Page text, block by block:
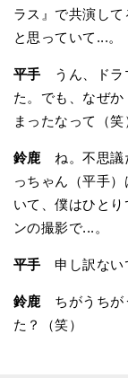
ラス』で共演し
と思っていて...。
平手 うん、ドラ
た。でも、なぜ
まったなって（笑
鈴鹿 ね。不思議
っちゃん（平手
いて、僕はひと
ンの撮影で...。
平手 申し訳ない
鈴鹿 ちがうちが
た？（笑）